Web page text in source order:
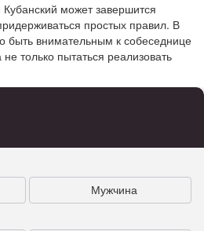
может завершится
простых правил. В
быть внимательным к собеседнице
только пытаться реализовать
Мужчина